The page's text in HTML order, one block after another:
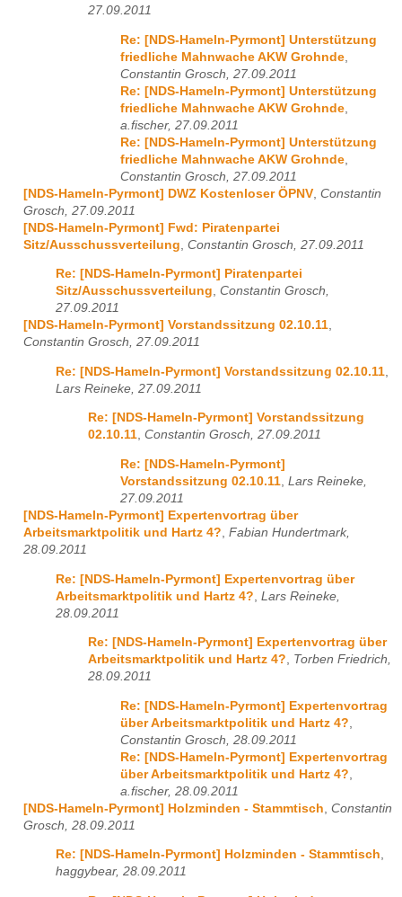
27.09.2011
Re: [NDS-Hameln-Pyrmont] Unterstützung
friedliche Mahnwache AKW Grohnde
Constantin Grosch, 27.09.2011
Re: [NDS-Hameln-Pyrmont] Unterstützung
friedliche Mahnwache AKW Grohnde
a.fischer, 27.09.2011
Re: [NDS-Hameln-Pyrmont] Unterstützung
friedliche Mahnwache AKW Grohnde
Constantin Grosch, 27.09.2011
[NDS-Hameln-Pyrmont] DWZ Kostenloser ÖPNV Constantin
Grosch, 27.09.2011
[NDS-Hameln-Pyrmont] Fwd: Piratenpartei
Sitz/Ausschussverteilung Constantin Grosch, 27.09.2011
Re: [NDS-Hameln-Pyrmont] Piratenpartei
Sitz/Ausschussverteilung, Constantin Grosch,
27.09.2011
[NDS-Hameln-Pyrmont] Vorstandssitzung 02.10.11,
Constantin Grosch, 27.09.2011
Re: [NDS-Hameln-Pyrmont] Vorstandssitzung 02.10.11
Lars Reineke, 27.09.2011
Re: [NDS-Hameln-Pyrmont] Vorstandssitzung
02.10.11, Constantin Grosch, 27.09.2011
Re: [NDS-Hameln-Pyrmont]
Vorstandssitzung 02.10.11 Lars Reineke,
27.09.2011
[NDS-Hameln-Pyrmont] Expertenvortrag über
Arbeitsmarktpolitik und Hartz 4? Fabian Hundertmark,
28.09.2011
Re: [NDS-Hameln-Pyrmont] Expertenvortrag über
Arbeitsmarktpolitik und Hartz 4? Lars Reineke,
28.09.2011
Re: [NDS-Hameln-Pyrmont] Expertenvortrag über
Arbeitsmarktpolitik und Hartz 4?, Torben Friedrich,
28.09.2011
Re: [NDS-Hameln-Pyrmont] Expertenvortrag
über Arbeitsmarktpolitik und Hartz 4?
Constantin Grosch, 28.09.2011
Re: [NDS-Hameln-Pyrmont] Expertenvortrag
über Arbeitsmarktpolitik und Hartz 4?
a.fischer, 28.09.2011
[NDS-Hameln-Pyrmont] Holzminden - Stammtisch Constantin
Grosch, 28.09.2011
Re: [NDS-Hameln-Pyrmont] Holzminden - Stammtisch,
haggybear, 28.09.2011